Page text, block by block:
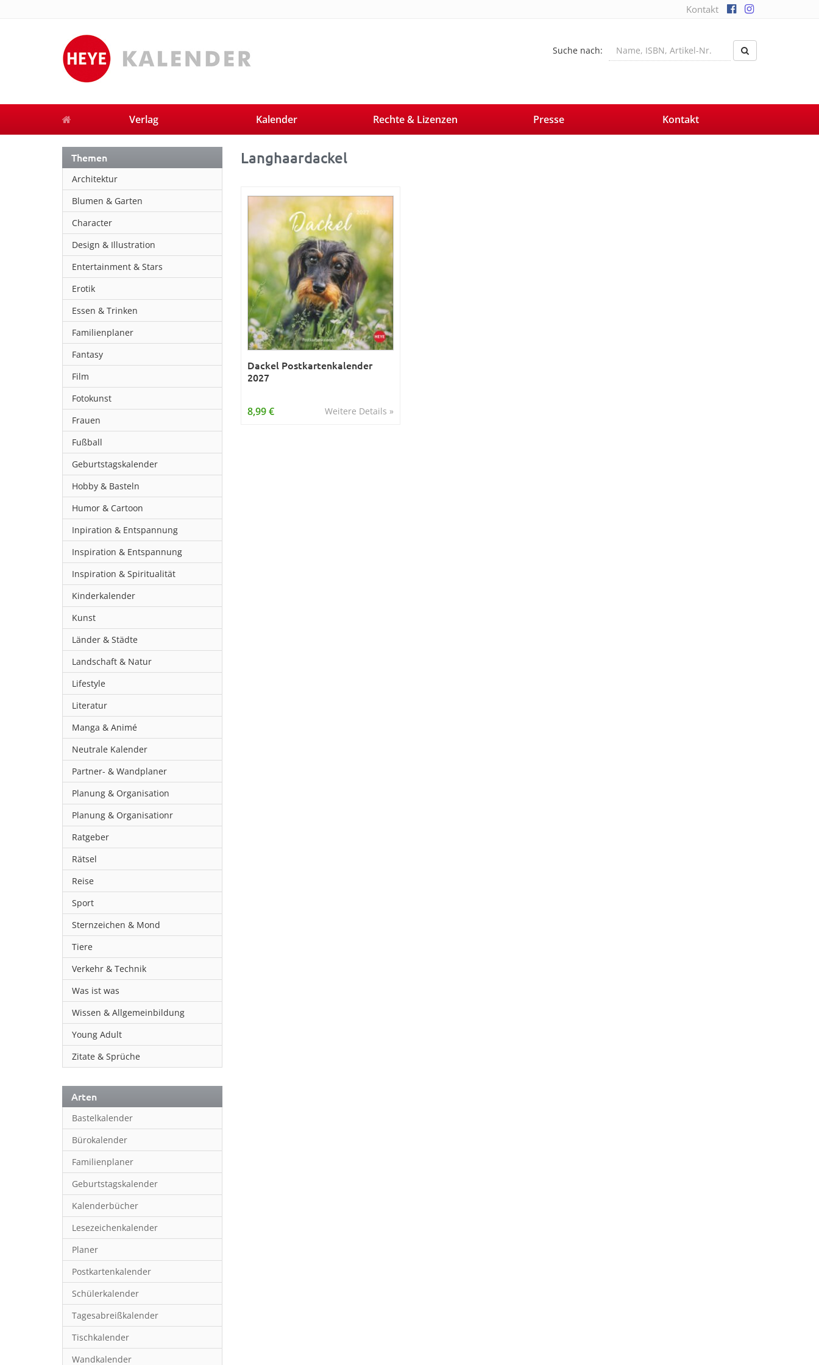
Kontakt
Suche nach:
Verlag Kalender Rechte & Lizenzen Presse Kontakt
Themen
Architektur
Blumen & Garten
Character
Design & Illustration
Entertainment & Stars
Erotik
Essen & Trinken
Familienplaner
Fantasy
Film
Fotokunst
Frauen
Fußball
Geburtstagskalender
Hobby & Basteln
Humor & Cartoon
Inpiration & Entspannung
Inspiration & Entspannung
Inspiration & Spiritualität
Kinderkalender
Kunst
Länder & Städte
Landschaft & Natur
Lifestyle
Literatur
Manga & Animé
Neutrale Kalender
Partner- & Wandplaner
Planung & Organisation
Planung & Organisationr
Ratgeber
Rätsel
Reise
Sport
Sternzeichen & Mond
Tiere
Verkehr & Technik
Was ist was
Wissen & Allgemeinbildung
Young Adult
Zitate & Sprüche
Arten
Bastelkalender
Bürokalender
Familienplaner
Geburtstagskalender
Kalenderbücher
Lesezeichenkalender
Planer
Postkartenkalender
Schülerkalender
Tagesabreißkalender
Tischkalender
Wandkalender
Langhaardackel
Dackel Postkartenkalender
2027
Weitere Details »
8,99 €